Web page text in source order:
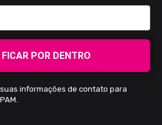
FICAR POR DENTRO
informações de contato para